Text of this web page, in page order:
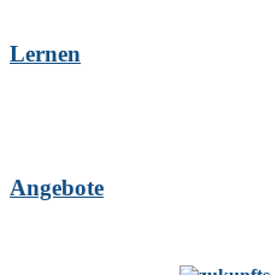
Lernen
Angebote